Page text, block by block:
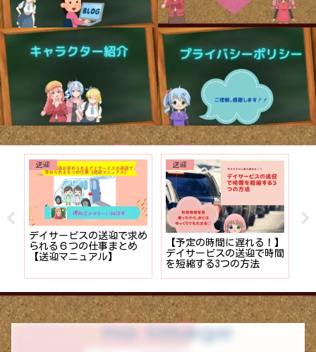
送迎
デイサービスの送迎で求め
られる６つの仕事まとめ
【送迎マニュアル】
送迎
【予定の時間に遅れる！】
デイサービスの送迎で時間
を短縮する3つの方法